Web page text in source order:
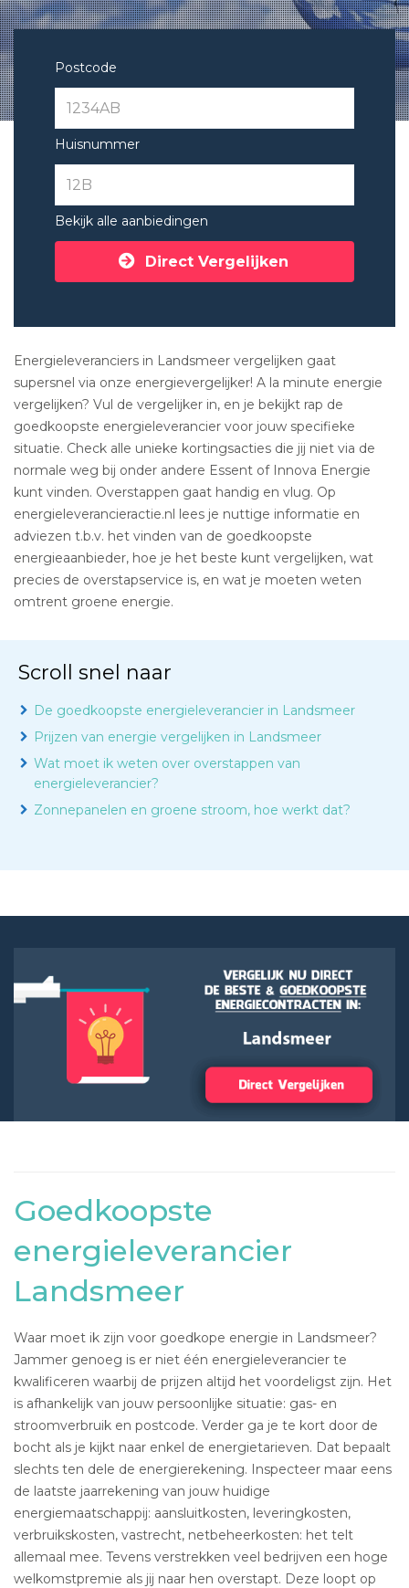
Postcode
Huisnummer
Bekijk alle aanbiedingen
Direct Vergelijken
Energieleveranciers in Landsmeer vergelijken gaat
supersnel via onze energievergelijker! A la minute energie
vergelijken? Vul de vergelijker in, en je bekijkt rap de
goedkoopste energieleverancier voor jouw specifieke
situatie. Check alle unieke kortingsacties die jij niet via de
normale weg bij onder andere Essent of Innova Energie
kunt vinden. Overstappen gaat handig en vlug. Op
energieleverancieractie.nl lees je nuttige informatie en
adviezen t.b.v. het vinden van de goedkoopste
energieaanbieder, hoe je het beste kunt vergelijken, wat
precies de overstapservice is, en wat je moeten weten
omtrent groene energie.
Scroll snel naar
De goedkoopste energieleverancier in Landsmeer
Prijzen van energie vergelijken in Landsmeer
Wat moet ik weten over overstappen van
energieleverancier?
Zonnepanelen en groene stroom, hoe werkt dat?
Goedkoopste
energieleverancier
Landsmeer
Waar moet ik zijn voor goedkope energie in Landsmeer?
Jammer genoeg is er niet één energieleverancier te
kwalificeren waarbij de prijzen altijd het voordeligst zijn. Het
is afhankelijk van jouw persoonlijke situatie: gas- en
stroomverbruik en postcode. Verder ga je te kort door de
bocht als je kijkt naar enkel de energietarieven. Dat bepaalt
slechts ten dele de energierekening. Inspecteer maar eens
de laatste jaarrekening van jouw huidige
energiemaatschappij: aansluitkosten, leveringkosten,
verbruikskosten, vastrecht, netbeheerkosten: het telt
allemaal mee. Tevens verstrekken veel bedrijven een hoge
welkomstpremie als jij naar hen overstapt. Deze loopt op